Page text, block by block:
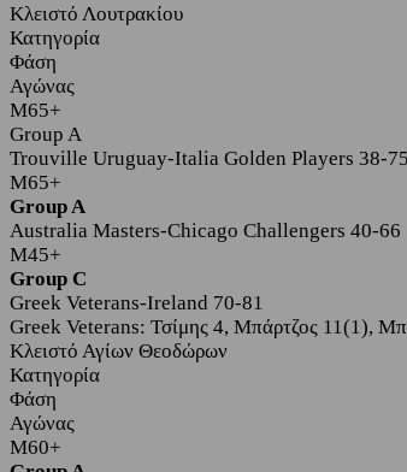
Κλειστό Λουτρακίου
Κατηγορία
Φάση
Αγώνας
M65+
Group A
Trouville Uruguay-Italia Golden Players 38-75
M65+
Group A
Australia Masters-Chicago Challengers 40-66
M45+
Group C
Greek Veterans-Ireland 70-81
Greek Veterans: Τσίμης 4, Μπάρτζος 11(1),
Κλειστό Αγίων Θεοδώρων
Κατηγορία
Φάση
Αγώνας
M60+